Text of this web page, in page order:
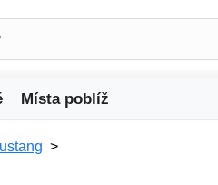
Místa poblíž